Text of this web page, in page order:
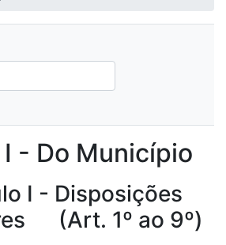
I - Do Município
I - Disposições
(Art. 1º ao 9º)